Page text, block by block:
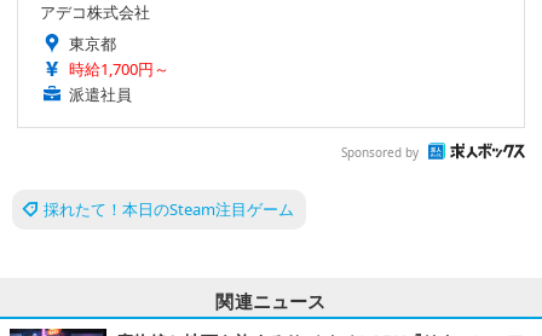
アデコ株式会社
東京都
時給1,700円～
派遣社員
Sponsored by
採れたて！本日のSteam注目ゲーム
関連ニュース